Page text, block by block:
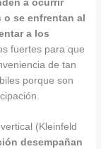
a ocurrir
se enfrentan al
a los
fuertes para que
de tan
porque son
(Kleinfeld
desempañan